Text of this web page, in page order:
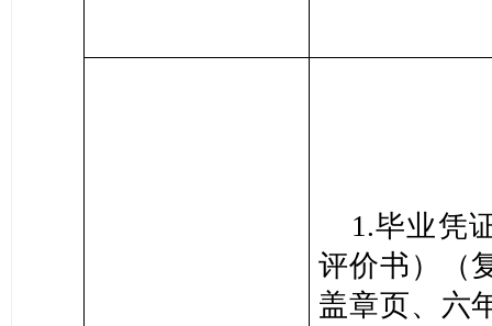
1.毕业凭
评价书）（
盖章页、六